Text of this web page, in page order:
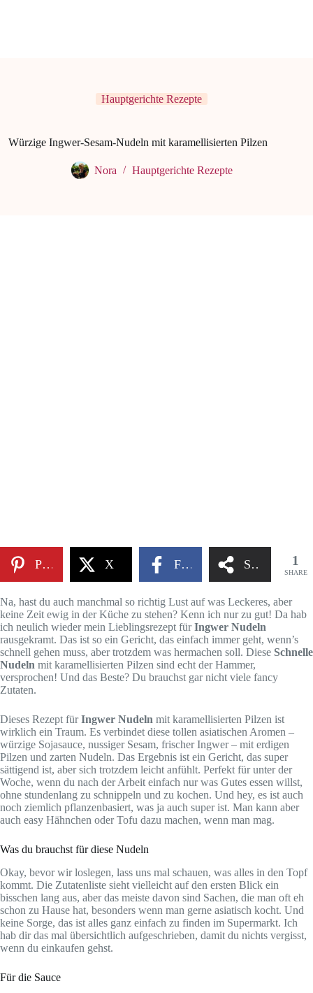
Hauptgerichte Rezepte
Würzige Ingwer-Sesam-Nudeln mit karamellisierten Pilzen
Nora Hauptgerichte Rezepte
Pinterest X Facebook Share 1
SHARE
Na, hast du auch manchmal so richtig Lust auf was Leckeres, aber
keine Zeit ewig in der Küche zu stehen? Kenn ich nur zu gut! Da hab
ich neulich wieder mein Lieblingsrezept fürIngwer Nudeln
rausgekramt. Das ist so ein Gericht, das einfach immer geht, wenn’s
schnell gehen muss, aber trotzdem was hermachen soll. Diese Schnelle
Nudeln mit karamellisierten Pilzen sind echt der Hammer,
versprochen! Und das Beste? Du brauchst gar nicht viele fancy
Zutaten.
Dieses Rezept fürIngwer Nudeln mit karamellisierten Pilzen ist
wirklich ein Traum. Es verbindet diese tollen asiatischen Aromen –
würzige Sojasauce, nussiger Sesam, frischer Ingwer – mit erdigen
Pilzen und zarten Nudeln. Das Ergebnis ist ein Gericht, das super
sättigend ist, aber sich trotzdem leicht anfühlt. Perfekt für unter der
Woche, wenn du nach der Arbeit einfach nur was Gutes essen willst,
ohne stundenlang zu schnippeln und zu kochen. Und hey, es ist auch
noch ziemlich pflanzenbasiert, was ja auch super ist. Man kann aber
auch easy Hähnchen oder Tofu dazu machen, wenn man mag.
Was du brauchst für diese Nudeln
Okay, bevor wir loslegen, lass uns mal schauen, was alles in den Topf
kommt. Die Zutatenliste sieht vielleicht auf den ersten Blick ein
bisschen lang aus, aber das meiste davon sind Sachen, die man oft eh
schon zu Hause hat, besonders wenn man gerne asiatisch kocht. Und
keine Sorge, das ist alles ganz einfach zu finden im Supermarkt. Ich
hab dir das mal übersichtlich aufgeschrieben, damit du nichts vergisst,
wenn du einkaufen gehst.
Für die Sauce